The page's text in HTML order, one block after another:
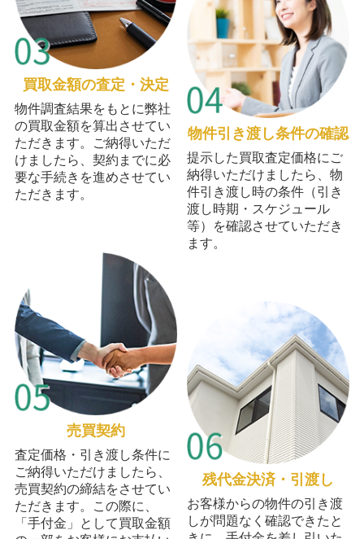
買取金額の査定・決定
物件調査結果をもとに弊社
の買取金額を算出させてい
ただきます。ご納得いただ
けましたら、契約までに必
要な手続きを進めさせてい
ただきます。
物件引き渡し条件の確認
提示した買取査定価格にご
納得いただけましたら、物
件引き渡し時の条件（引き
渡し時期・スケジュール
等）を確認させていただき
ます。
売買契約
査定価格・引き渡し条件に
ご納得いただけましたら、
売買契約の締結をさせてい
ただきます。この際に、
「手付金」として買取金額
残代金決済・引渡し
お客様からの物件の引き渡
しが問題なく確認できたと